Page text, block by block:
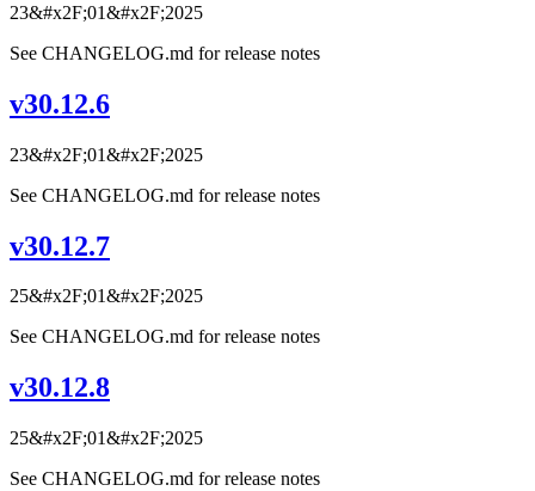
23&#x2F;01&#x2F;2025
See CHANGELOG.md for release notes
v30.12.6
23&#x2F;01&#x2F;2025
See CHANGELOG.md for release notes
v30.12.7
25&#x2F;01&#x2F;2025
See CHANGELOG.md for release notes
v30.12.8
25&#x2F;01&#x2F;2025
See CHANGELOG.md for release notes